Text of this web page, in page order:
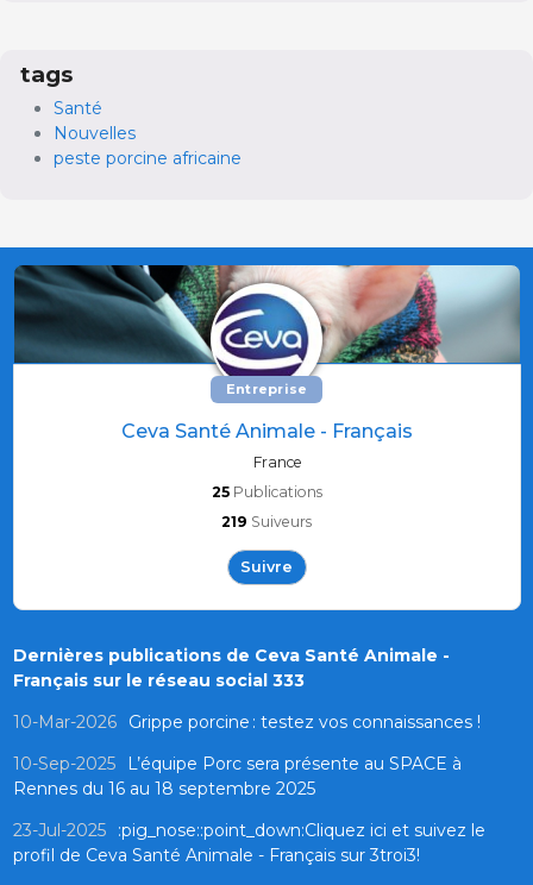
tags
Santé
Nouvelles
peste porcine africaine
Entreprise
Ceva Santé Animale - Français
France
25 Publications
219 Suiveurs
Suivre
Dernières publications de Ceva Santé Animale -
Français sur le réseau social 333
10-Mar-2026
Grippe porcine : testez vos connaissances !
10-Sep-2025
L’équipe Porc sera présente au SPACE à
Rennes du 16 au 18 septembre 2025
23-Jul-2025
:pig_nose::point_down:Cliquez ici et suivez le
profil de Ceva Santé Animale - Français sur 3troi3!